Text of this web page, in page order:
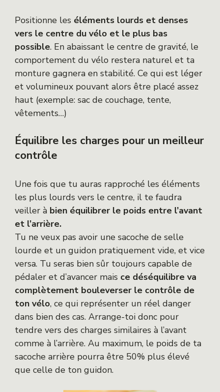
Positionne les éléments lourds et denses
vers le centre du vélo et le plus bas
possible. En abaissant le centre de gravité, le
comportement du vélo restera naturel et ta
monture gagnera en stabilité. Ce qui est léger
et volumineux pouvant alors être placé assez
haut (exemple: sac de couchage, tente,
vêtements…)
Équilibre les charges pour un meilleur
contrôle
Une fois que tu auras rapproché les éléments
les plus lourds vers le centre, il te faudra
veiller à bien équilibrer le poids entre l’avant
et l’arrière.
Tu ne veux pas avoir une sacoche de selle
lourde et un guidon pratiquement vide, et vice
versa. Tu seras bien sûr toujours capable de
pédaler et d’avancer mais ce déséquilibre va
complètement bouleverser le contrôle de
ton vélo, ce qui représenter un réel danger
dans bien des cas. Arrange-toi donc pour
tendre vers des charges similaires à l’avant
comme à l’arrière. Au maximum, le poids de ta
sacoche arrière pourra être 50% plus élevé
que celle de ton guidon.